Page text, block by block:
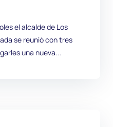
el alcalde de Los
se reunió con tres
una nueva...